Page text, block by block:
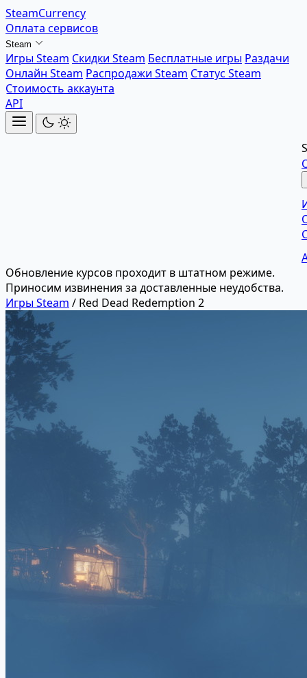
SteamCurrency
Оплата сервисов
Steam
Игры Steam Скидки Steam Бесплатные игры Раздачи
Онлайн Steam Распродажи Steam Статус Steam
Стоимость аккаунта
API
Обновление курсов проходит в штатном режиме.
Приносим извинения за доставленные неудобства.
Игры Steam / Red Dead Redemption 2